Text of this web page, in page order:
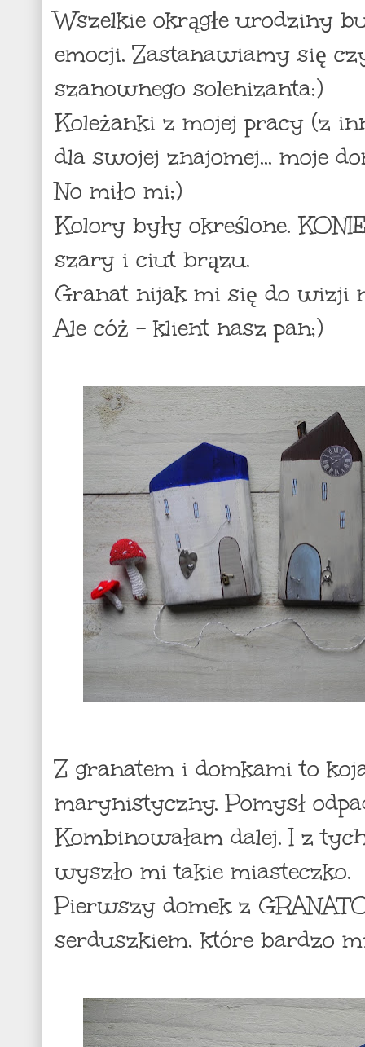
Wszelkie okrągłe urodziny
emocji. Zastanawiamy się
szanownego solenizanta:)
Koleżanki z mojej pracy (z
dla swojej znajomej... moje
No miło mi;)
Kolory były określone.
szary i ciut brązu.
Granat nijak mi się do wizji
Ale cóż - klient nasz pan;)
Z granatem i domkami to
marynistyczny. Pomysł
Kombinowałam dalej. I z
wyszło mi takie miasteczko.
Pierwszy domek z
serduszkiem, które bardzo